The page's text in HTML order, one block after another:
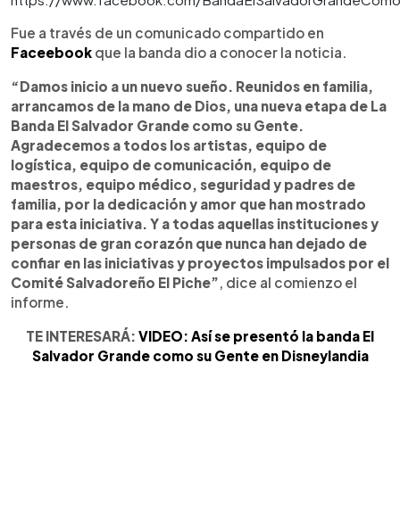
Fue a través de un comunicado compartido en
Faceebook que la banda dio a conocer la noticia.
“Damos inicio a un nuevo sueño. Reunidos en familia,
arrancamos de la mano de Dios, una nueva etapa de La
Banda El Salvador Grande como su Gente.
Agradecemos a todos los artistas, equipo de
logística, equipo de comunicación, equipo de
maestros, equipo médico, seguridad y padres de
familia, por la dedicación y amor que han mostrado
para esta iniciativa. Y a todas aquellas instituciones y
personas de gran corazón que nunca han dejado de
confiar en las iniciativas y proyectos impulsados por el
Comité Salvadoreño El Piche”, dice al comienzo el
informe.
TE INTERESARÁ: VIDEO: Así se presentó la banda El
Salvador Grande como su Gente en Disneylandia